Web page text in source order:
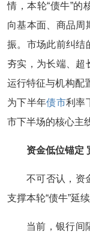
情，本轮“债牛”的
向基本面、商品周
振。市场此前纠结
夯实，为长端、超
运行特征与机构配
为下半年债市利率
市下半场的核心主
资金低位锚定
不可否认，资
支撑本轮“债牛”延
当前，银行间